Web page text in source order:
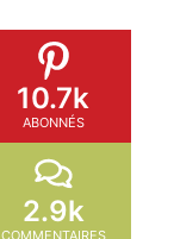
10.7k
ABONNÉS
2.9k